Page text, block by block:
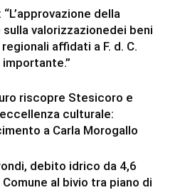
della
sulla valorizzazionedei beni
affidati a F. d. C.
riscopre Stesicoro e
culturale:
a Carla Morogallo
debito idrico da 4,6
Comune al bivio tra piano di